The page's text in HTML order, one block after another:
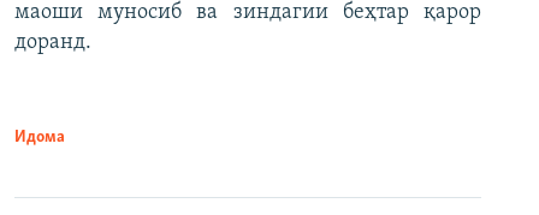
маоши муносиб ва зиндагии беҳтар қарор
доранд.
Идома